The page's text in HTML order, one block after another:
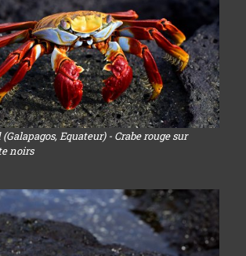
Equateur) - Crabe rouge sur
noirs